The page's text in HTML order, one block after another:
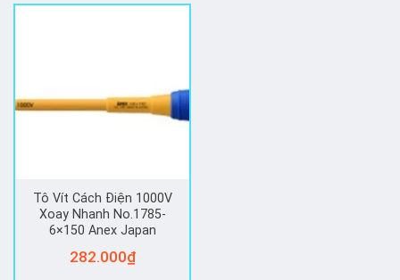
Tô Vít Cách Điện 1000V
Xoay Nhanh No.1785-
6×150 Anex Japan
282.000₫